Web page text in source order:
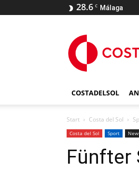
28.6 C Málaga
COSTADELSOL
Start Costa del Sol
Costa del Sol Sport
Fünfter